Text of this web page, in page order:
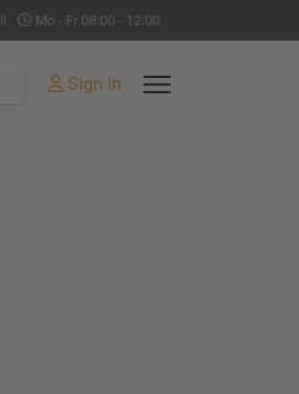
Mo - Fr 08:00 - 12:00
Sign In